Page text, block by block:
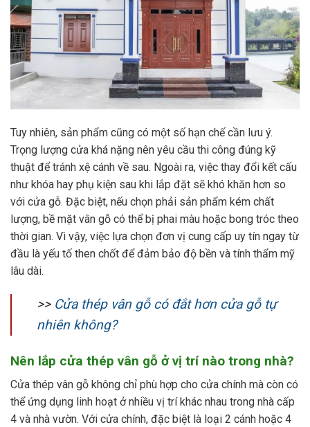
Tuy nhiên, sản phẩm cũng có một số hạn chế cần lưu ý.
Trọng lượng cửa khá nặng nên yêu cầu thi công đúng kỹ
thuật để tránh xệ cánh về sau. Ngoài ra, việc thay đổi kết cấu
như khóa hay phụ kiện sau khi lắp đặt sẽ khó khăn hơn so
với cửa gỗ. Đặc biệt, nếu chọn phải sản phẩm kém chất
lượng, bề mặt vân gỗ có thể bị phai màu hoặc bong tróc theo
thời gian. Vì vậy, việc lựa chọn đơn vị cung cấp uy tín ngay từ
đầu là yếu tố then chốt để đảm bảo độ bền và tính thẩm mỹ
lâu dài.
>> Cửa thép vân gỗ có đắt hơn cửa gỗ tự
nhiên không?
Nên lắp cửa thép vân gỗ ở vị trí nào trong nhà?
Cửa thép vân gỗ không chỉ phù hợp cho cửa chính mà còn có
thể ứng dụng linh hoạt ở nhiều vị trí khác nhau trong nhà cấp
4 và nhà vườn. Với cửa chính, đặc biệt là loại 2 cánh hoặc 4